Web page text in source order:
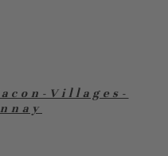
Villages-